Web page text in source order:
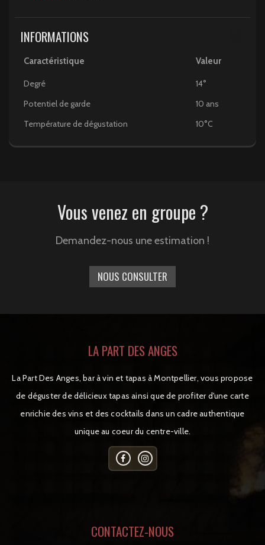
INFORMATIONS
Caractéristique Valeur
Degré
14°
Potentiel de garde
10 ans
Température de dégustation
10°C
Vous venez en groupe ?
Demandez-nous une estimation !
NOUS CONSULTER
LA PART DES ANGES
La Part Des Anges, bar à vin et tapas à Montpellier, vous propose
de déguster de délicieux tapas ainsi que de profiter d'une carte
enrichie des vins et des cocktails dans un cadre authentique
unique au coeur du centre-ville.
CONTACTEZ-NOUS